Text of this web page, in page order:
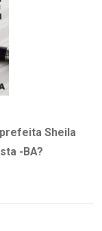
Sheila
-BA?